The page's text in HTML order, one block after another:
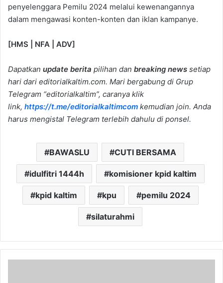
penyelenggara Pemilu 2024 melalui kewenangannya
dalam mengawasi konten-konten dan iklan kampanye.
[HMS | NFA | ADV]
Dapatkan update berita pilihan dan breaking news setiap
hari dari editorialkaltim.com. Mari bergabung di Grup
Telegram “editorialkaltim”, caranya klik
link, https://t.me/editorialkaltimcom kemudian join. Anda
harus mengistal Telegram terlebih dahulu di ponsel.
BAWASLU CUTI BERSAMA
idulfitri 1444h komisioner kpid kaltim
kpid kaltim kpu pemilu 2024
silaturahmi